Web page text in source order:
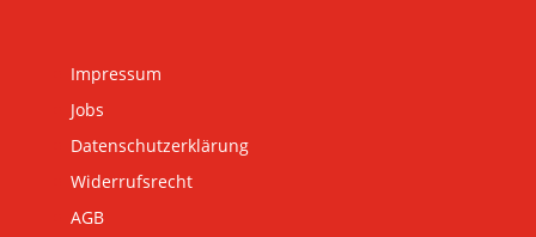
Impressum
Jobs
Datenschutzerklärung
Widerrufsrecht
AGB